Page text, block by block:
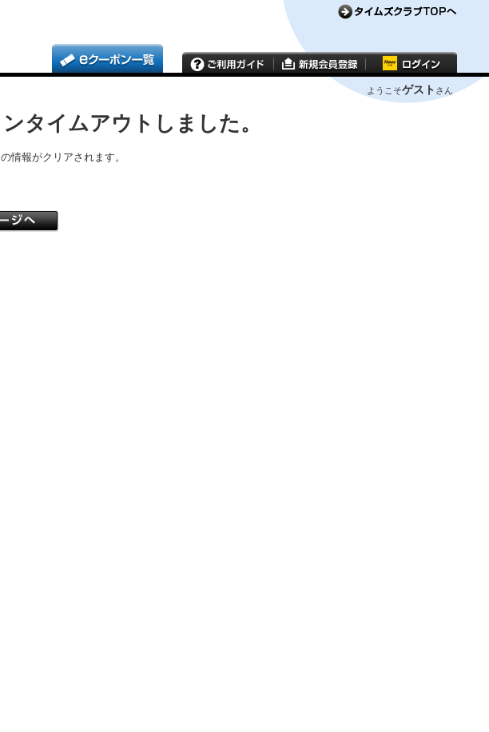
ようこそゲスト さん
タイムアウトしました。
情報がクリアされます。